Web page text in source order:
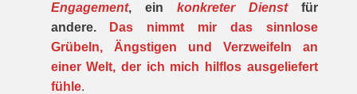
Engagement, ein konkreter Dienstfür
andere.
Das nimmt mir das sinnlose
Grübeln, Ängstigen und Verzweifeln an
einer Welt, der ich mich hilflos ausgeliefert
fühle.